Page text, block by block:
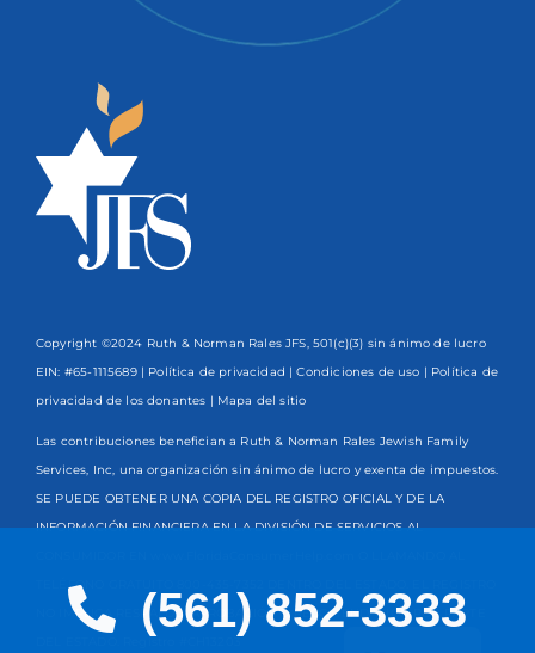
Copyright ©2024 Ruth & Norman Rales JFS, 501(c)(3) sin ánimo de lucro
EIN: #65-1115689 | Política de privacidad |Condiciones de uso | Política de
privacidad de los donantes | Mapa del sitio
Las contribuciones benefician a Ruth & Norman Rales Jewish Family
Services, Inc, una organización sin ánimo de lucro y exenta de impuestos.
SE PUEDE OBTENER UNA COPIA DEL REGISTRO OFICIAL Y DE LA
INFORMACIÓN FINANCIERA EN LA DIVISIÓN DE SERVICIOS AL
TELÉFONO GRATUITO
NO IMPLICA RESPALDO, APROBACIÓN O RECOMENDACIÓN POR PARTE
DEL ESTADO. Registro #CH13203
English
(561) 852-3333